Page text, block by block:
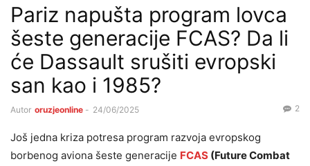
Pariz napušta program lovca
šeste generacije FCAS? Da li
će Dassault srušiti evropski
san kao i 1985?
Autor oruzjeonline - 24/06/2025 2
Još jedna kriza potresa program razvoja evropskog
borbenog aviona šeste generacije FCAS (Future Combat